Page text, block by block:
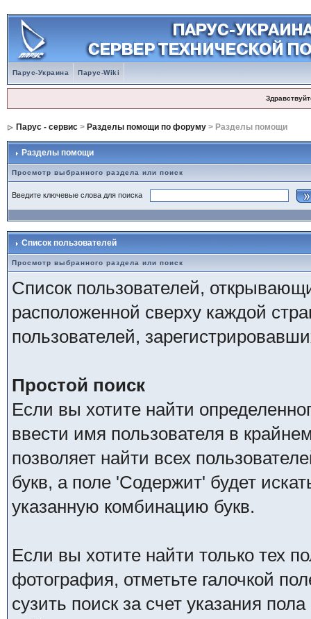
Парус-Украина Парус-Wiki
Парус - сервис> Разделы помощи по форуму> Разделы помощи
Разделы помощи
Просмотр выбранного раздела или поиск
Введите ключевые слова для поиска
Список пользователей
Просмотр выбранного раздела или поиск
Список пользователей,
расположенной сверху каждой
пользователей,
Простой поиск
Если вы хотите найти
ввести имя пользователя в
позволяет найти всех
букв, а поле 'Содержит' будет
указанную комбинацию букв.
Если вы хотите найти только тех
фотография, отметьте галочкой
сузить поиск за счет указания